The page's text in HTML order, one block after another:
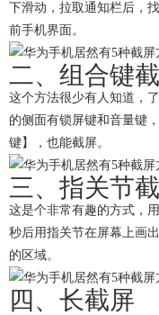
下滑动，拉取通知栏后，
前手机界面。
二、组合键
这个方法很少有人知道，
的侧面有锁屏键和音量键
键】，也能截屏。
三、指关节
这是个非常有趣的方式，
秒后用指关节在屏幕上画
的区域。
四、长截屏